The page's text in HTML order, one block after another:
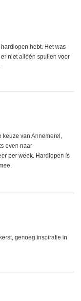
hebt. Het was
niet alléén spullen voor
keuze van Annemerel,
even naar
per week. Hardlopen is
genoeg inspiratie in